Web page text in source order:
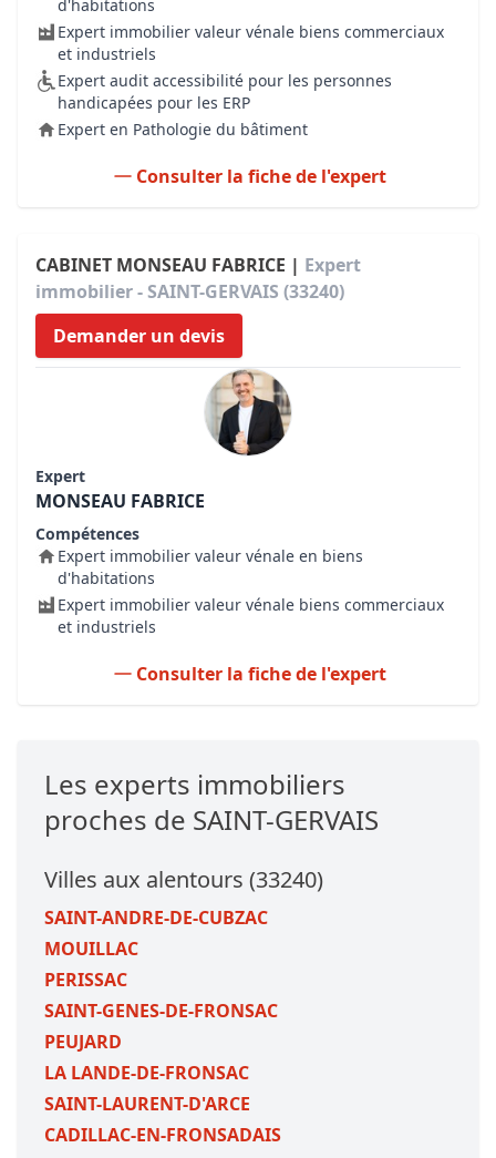
d'habitations
Expert immobilier valeur vénale biens commerciaux
et industriels
Expert audit accessibilité pour les personnes
handicapées pour les ERP
Expert en Pathologie du bâtiment
Consulter la fiche de l'expert
CABINET MONSEAU FABRICE | Expert
immobilier - SAINT-GERVAIS (33240)
Demander un devis
Expert
MONSEAU FABRICE
Compétences
Expert immobilier valeur vénale en biens
d'habitations
Expert immobilier valeur vénale biens commerciaux
et industriels
Consulter la fiche de l'expert
Les experts immobiliers
proches de SAINT-GERVAIS
Villes aux alentours (33240)
SAINT-ANDRE-DE-CUBZAC
MOUILLAC
PERISSAC
SAINT-GENES-DE-FRONSAC
PEUJARD
LA LANDE-DE-FRONSAC
SAINT-LAURENT-D'ARCE
CADILLAC-EN-FRONSADAIS